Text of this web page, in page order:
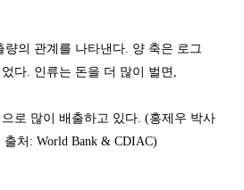
량의 관계를 나타낸다. 양 축은 로그
다. 인류는 돈을 더 많이 벌면,
로 많이 배출하고 있다. (홍제우 박사
출처: World Bank & CDIAC)